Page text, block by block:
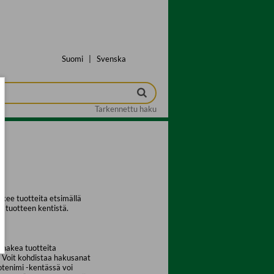
Suomi Svenska
Tarkennettu haku
tuotteita etsimällä
tuotteen kentistä.
hakea tuotteita
kohdistaa hakusanat
-kentässä voi